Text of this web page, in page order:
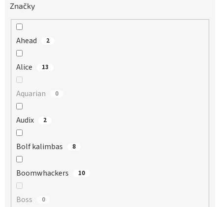
Značky
Ahead 2
Alice 13
Aquarian 0
Audix 2
Bolf kalimbas 8
Boomwhackers 10
Boss 0